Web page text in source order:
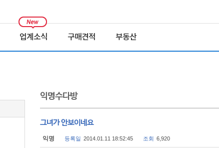
업계소식 구매견적 부동산
익명수다방
그녀가 안보이네요
익명 등록일 2014.01.11 18:52:45 조회 6,920